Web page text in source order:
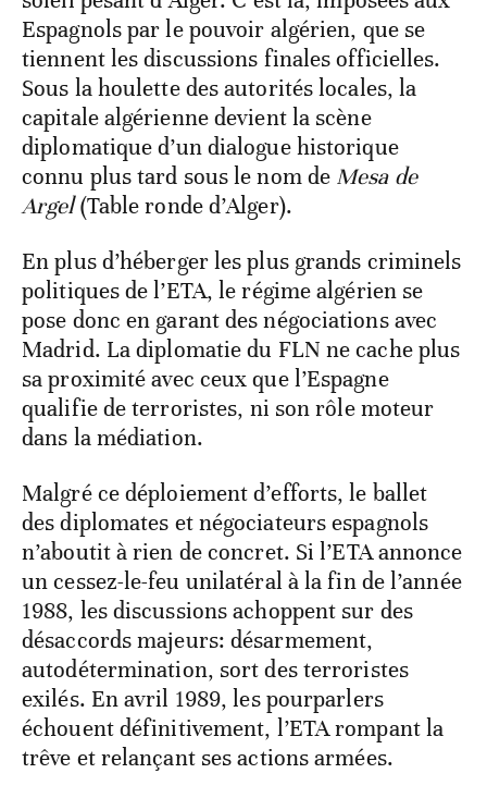
Espagnols par le pouvoir algérien, que se
tiennent les discussions finales officielles.
Sous la houlette des autorités locales, la
capitale algérienne devient la scène
diplomatique d’un dialogue historique
connu plus tard sous le nom de Mesa de
Argel(Table ronde d’Alger).
En plus d’héberger les plus grands criminels
politiques de l’ETA, le régime algérien se
pose donc en garant des négociations avec
Madrid. La diplomatie du FLN ne cache plus
sa proximité avec ceux que l’Espagne
qualifie de terroristes, ni son rôle moteur
dans la médiation.
Malgré ce déploiement d’efforts, le ballet
des diplomates et négociateurs espagnols
n’aboutit à rien de concret. Si l’ETA annonce
un cessez-le-feu unilatéral à la fin de l’année
1988, les discussions achoppent sur des
désaccords majeurs: désarmement,
autodétermination, sort des terroristes
exilés. En avril 1989, les pourparlers
échouent définitivement, l’ETA rompant la
trêve et relançant ses actions armées.